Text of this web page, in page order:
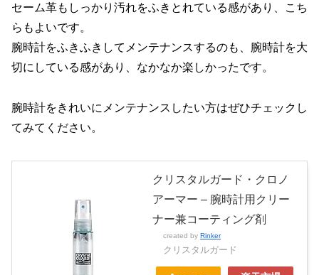
セーム革もしっかり汚れをふきとれている感があり、こち
らもよいです。
腕時計をふきふきしてメンテナンスするのも、腕時計を大
切にしている感があり、なかなか楽しかったです。
腕時計をきれいにメンテナンスしたい方はぜひチェックし
てみてください。
クリスタルガード・クロノ
アーマー – 腕時計用クリー
ナー兼コーティング剤
created by Rinker
クリスタルガード